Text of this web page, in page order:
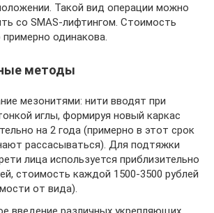
Такой вид операции можно
со SMAS-лифтингом. Стоимость
одинакова.
методы
мезонитями: нити вводят при
иглы, формируя новый каркас
на 2 года (примерно в этот срок
рассасываться). Для подтяжки
лица используется приблизительно
стоимость каждой 1500-3500 рублей
от вида).